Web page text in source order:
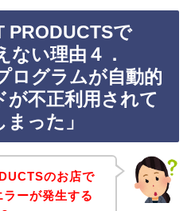
PRODUCTSで
ない理由４．
ログラムが自動的
が不正利用されて
った」
のお店で
ーが発生する